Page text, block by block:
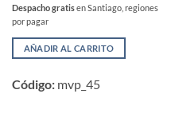
Despacho gratisen Santiago, regiones
por pagar
AÑADIR AL CARRITO
Código: mvp_45